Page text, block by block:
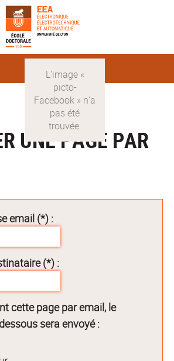
UNE PAGE PAR
email (*) :
(*) :
cette page par email, le
sera envoyé :